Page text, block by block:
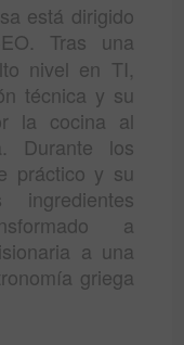
está dirigido
Tras una
nivel en TI,
técnica y su
la cocina al
Durante los
práctico y su
a
a una
griega